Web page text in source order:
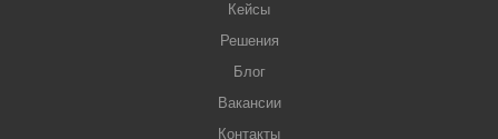
Кейсы
Решения
Блог
Вакансии
Контакты